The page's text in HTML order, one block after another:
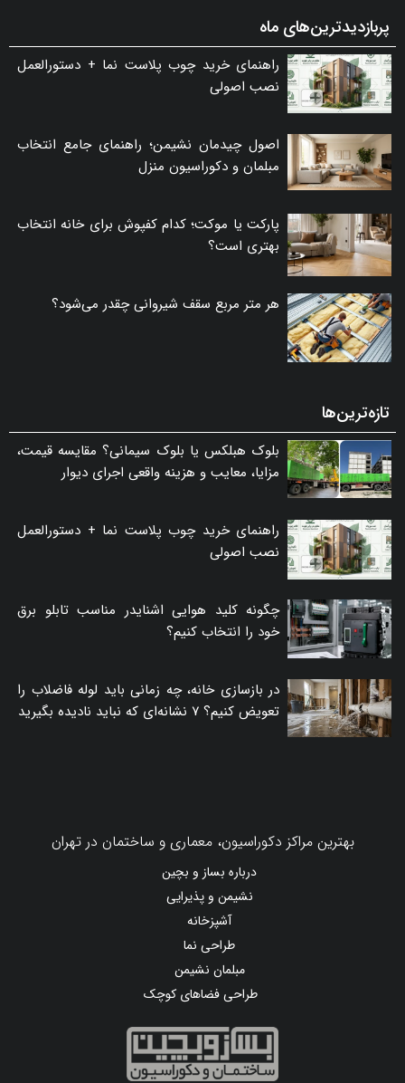
پربازدیدترین‌های ماه
راهنمای خرید چوب پلاست نما + دستورالعمل
نصب اصولی
اصول چیدمان نشیمن؛ راهنمای جامع انتخاب
مبلمان و دکوراسیون منزل
پارکت یا موکت؛ کدام کفپوش برای خانه انتخاب
بهتری است؟
هر متر مربع سقف شیروانی چقدر می‌شود؟
تازه‌ترین‌ها
بلوک هبلکس یا بلوک سیمانی؟ مقایسه قیمت،
مزایا، معایب و هزینه واقعی اجرای دیوار
راهنمای خرید چوب پلاست نما + دستورالعمل
نصب اصولی
چگونه کلید هوایی اشنایدر مناسب تابلو برق
خود را انتخاب کنیم؟
در بازسازی خانه، چه زمانی باید لوله فاضلاب را
تعویض کنیم؟ ۷ نشانه‌ای که نباید نادیده بگیرید
بهترین مراکز دکوراسیون، معماری و ساختمان در تهران
درباره بساز و بچین
نشیمن و پذیرایی
آشپزخانه
طراحی نما
مبلمان نشیمن
طراحی فضاهای کوچک